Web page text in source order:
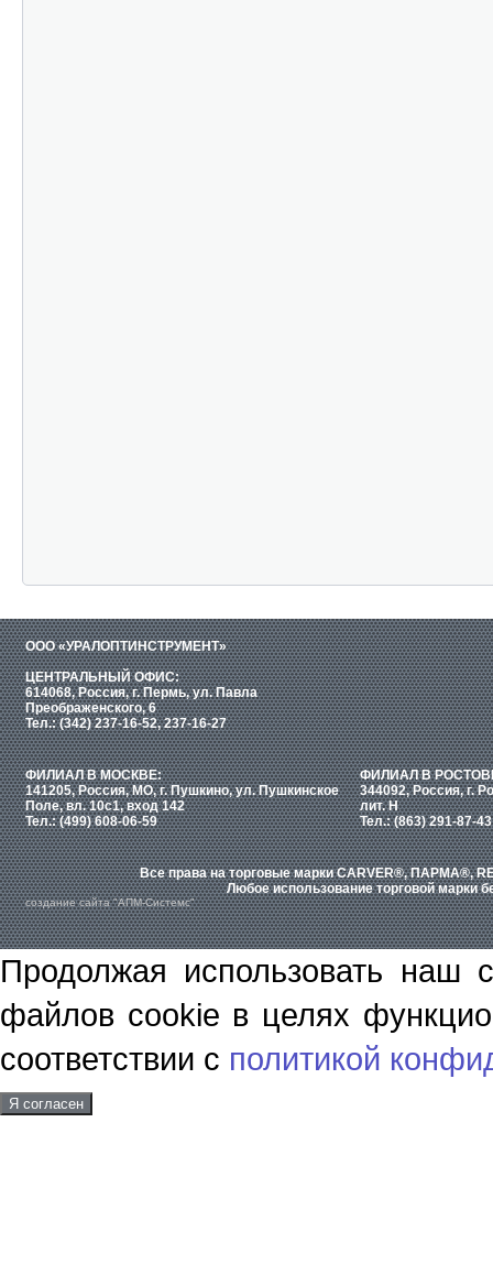
ООО «УРАЛОПТИНСТРУМЕНТ»
ЦЕНТРАЛЬНЫЙ ОФИС:
614068, Россия, г. Пермь, ул. Павла
Преображенского, 6
Тел.: (342) 237-16-52, 237-16-27
ФИЛИАЛ В МОСКВЕ:
141205, Россия, МО, г. Пушкино, ул. Пушкинское
Поле, вл. 10с1, вход 142
Тел.: (499) 608-06-59
ФИЛИАЛ В
344092, Россия, г.
лит. Н
Тел.: (863) 291-87-43
Все права на торговые марки CARVER®, ПАРМА®,
Любое использование торговой марки
создание сайта "АПМ-Системс"
Продолжая использовать наш
файлов cookie в целях
соответствии с политикой
Я согласен